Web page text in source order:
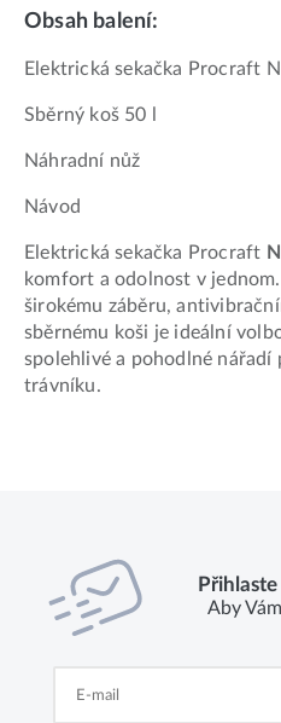
Obsah balení:
Elektrická sekačka Procraft
Sběrný koš 50 l
Náhradní nůž
Návod
Elektrická sekačka Procraft
komfort a odolnost v
širokému záběru,
sběrnému koši je ideální
spolehlivé a pohodlné
trávníku.
Aby